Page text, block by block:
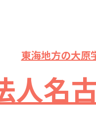
東海地方の大原
人名